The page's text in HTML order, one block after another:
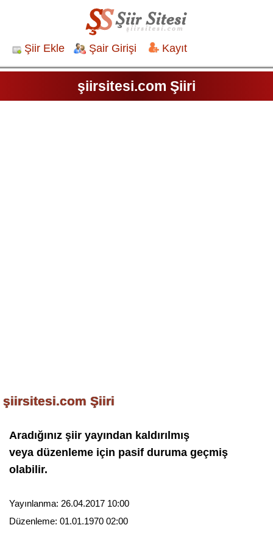
Şiir Ekle Şair Girişi Kayıt
şiirsitesi.com Şiiri
şiirsitesi.com Şiiri
Aradığınız şiir yayından kaldırılmış
veya düzenleme için pasif duruma geçmiş
olabilir.
Yayınlanma: 26.04.2017 10:00
Düzenleme: 01.01.1970 02:00